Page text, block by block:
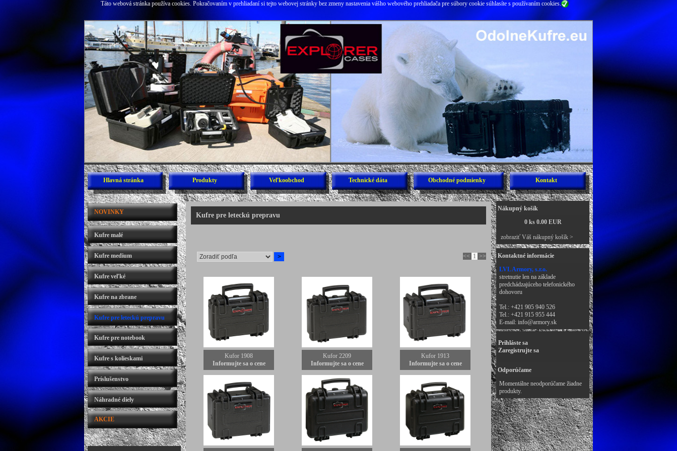
Táto webová stránka používa cookies. Pokračovaním v prehliadaní si tejto webovej stránky bez zmeny nastavenia vášho webového prehliadača pre súbory cookie súhlasíte s používaním cookies.
Hlavná stránka Produkty Veľkoobchod Technické dáta Obchodné podmienky Kontakt
NOVINKY
Kufre malé
Kufre medium
Kufre veľké
Kufre na zbrane
Kufre pre leteckú prepravu
Kufre pre notebook
Kufre s kolieskami
Príslušenstvo
Náhradné diely
AKCIE
Kufre pre leteckú prepravu
<< 1 >>
Kufor 1908
Informujte sa o cene
Kufor 2209
Informujte sa o cene
Kufor 1913
Informujte sa o cene
Nákupný košík
0 ks 0.00 EUR
zobraziť Váš nákupný košík >
Kontaktné informácie
LVL Armory, s.r.o.
stretnutie len na základe
predchádzajúceho telefonického
dohovoru
Tel.: +421 905 940 526
Tel.: +421 915 955 444
E-mail: info@armory.sk
Prihláste sa
Zaregistrujte sa
Odporúčame
Momentálne neodporúčame žiadne
produkty.